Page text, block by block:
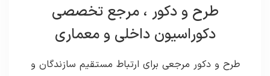
طرح و دکور ، مرجع تخصصی
دکوراسیون داخلی و معماری
طرح و دکور مرجعی برای ارتباط مستقیم سازندگان و